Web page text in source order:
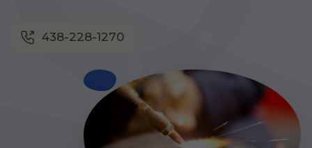
438-228-1270